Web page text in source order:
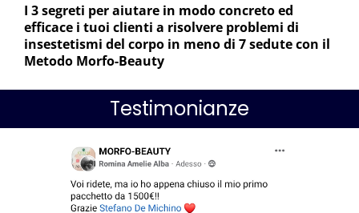
I 3 segreti per aiutare in modo concreto ed
efficace i tuoi clienti a risolvere problemi di
insestetismi del corpo in meno di 7 sedute con il
Metodo Morfo-Beauty
Testimonianze